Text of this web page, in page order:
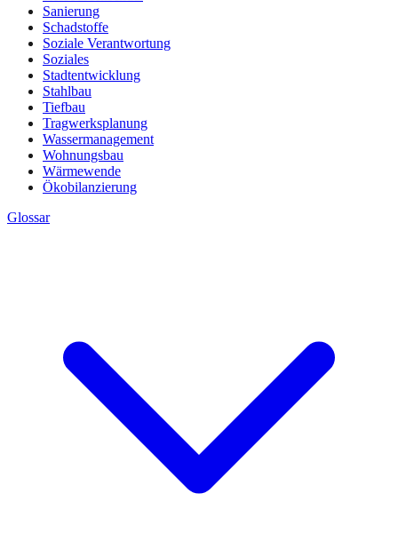
Sanierung
Schadstoffe
Soziale Verantwortung
Soziales
Stadtentwicklung
Stahlbau
Tiefbau
Tragwerksplanung
Wassermanagement
Wohnungsbau
Wärmewende
Ökobilanzierung
Glossar